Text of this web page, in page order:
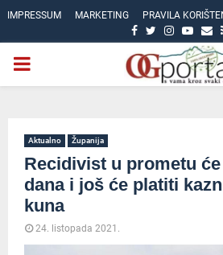
IMPRESSUM MARKETING PRAVILA
FACEBOOK
TWITTER
PRIMARY
Aktualno Županija
Recidivist u prometu
dana i još će platiti
kuna
24. listopada 2021.